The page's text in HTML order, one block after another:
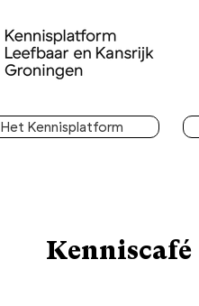
Het Kennisplatform
Kenniscafé